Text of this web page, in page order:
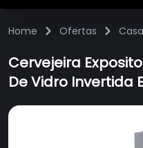
Home Ofertas
Cervejeira
De Vidro Invertida
Venax 220v